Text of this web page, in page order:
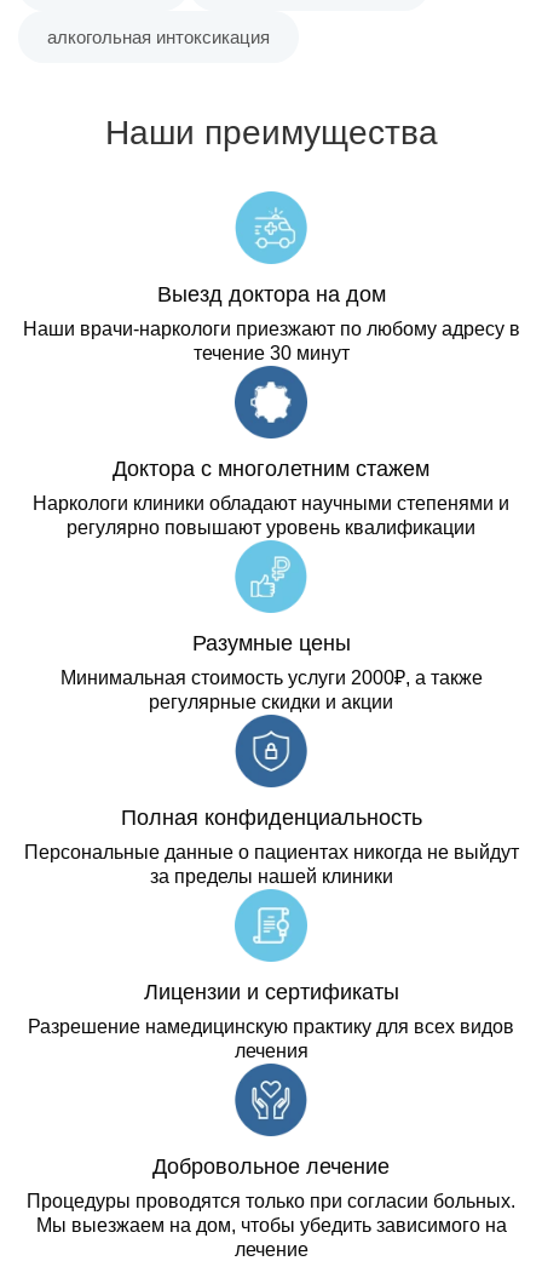
алкогольная интоксикация
Наши преимущества
Выезд доктора на дом
Наши врачи-наркологи приезжают по любому адресу в
течение 30 минут
Доктора с многолетним стажем
Наркологи клиники обладают научными степенями и
регулярно повышают уровень квалификации
Разумные цены
Минимальная стоимость услуги 2000₽, а также
регулярные скидки и акции
Полная конфиденциальность
Персональные данные о пациентах никогда не выйдут
за пределы нашей клиники
Лицензии и сертификаты
Разрешение намедицинскую практику для всех видов
лечения
Добровольное лечение
Процедуры проводятся только при согласии больных.
Мы выезжаем на дом, чтобы убедить зависимого на
лечение